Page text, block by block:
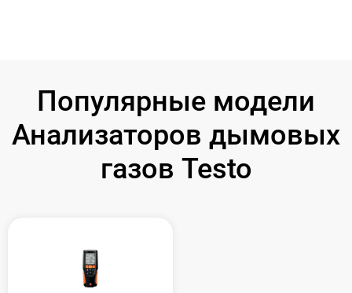
Популярные модели
Анализаторов дымовых
газов Testo